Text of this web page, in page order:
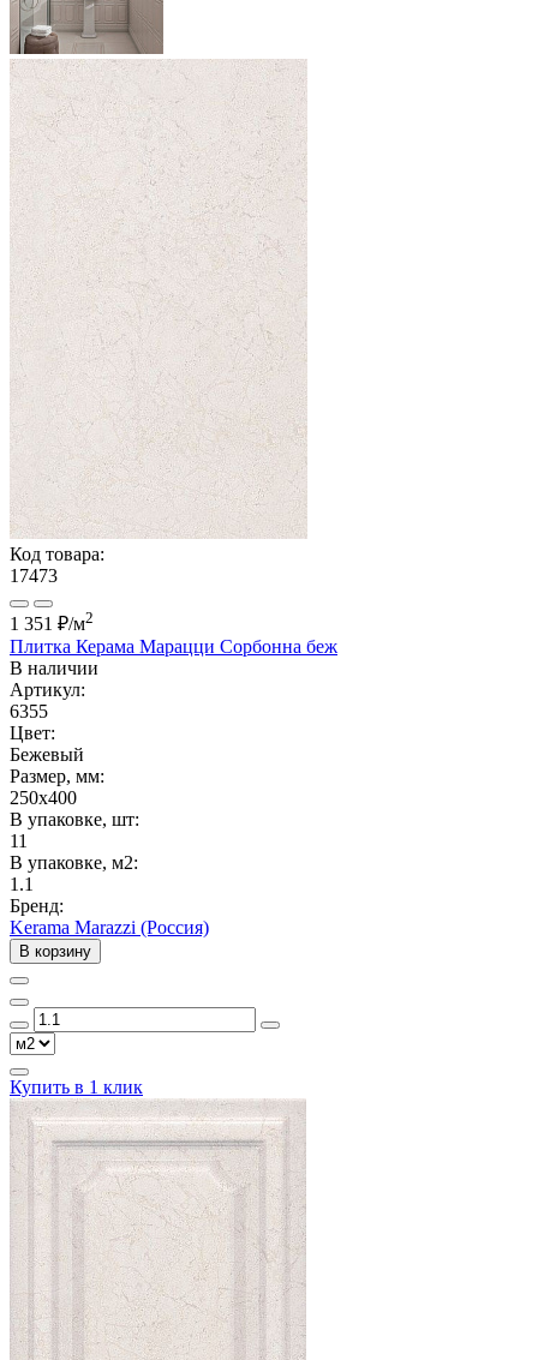
Код товара:
17473
1 351 ₽/м2
Плитка Керама Марацци Сорбонна беж
В наличии
Артикул:
6355
Цвет:
Бежевый
Размер, мм:
250x400
В упаковке, шт:
11
В упаковке, м2:
1.1
Бренд:
Kerama Marazzi (Россия)
В корзину
Купить в 1 клик